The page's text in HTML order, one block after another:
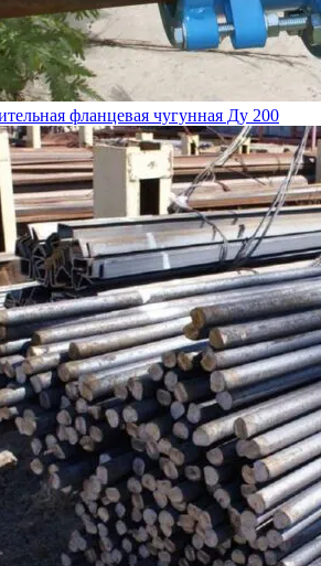
фланцевая чугунная Ду 200